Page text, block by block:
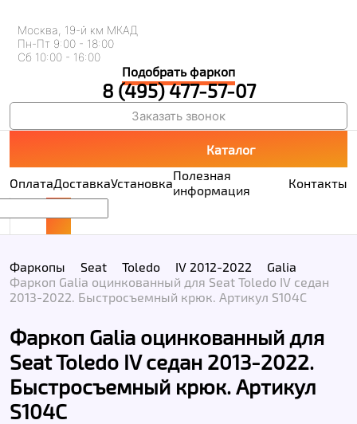
Москва, 19-й км МКАД
Пн-Пт 9:00 - 18:00
Сб 10:00 - 16:00
Подобрать фаркоп
8 (495) 477-57-07
Заказать звонок
Каталог
ОплатаДоставкаУстановкаПолезная
информация
Контакты
Фаркопы Seat Toledo IV 2012-2022
Galia
Фаркоп Galia оцинкованный для Seat Toledo IV седан
2013-2022. Быстросъемный крюк. Артикул S104C
Фаркоп Galia оцинкованный для
Seat Toledo IV седан 2013-2022.
Быстросъемный крюк. Артикул
S104C